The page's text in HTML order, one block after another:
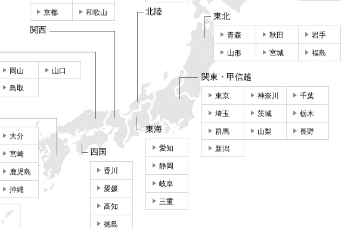
東北
青森 秋田 岩手
山形 宮城 福島
関東・甲信越
東京 神奈川 千葉
埼玉 茨城 栃木
群馬 山梨 長野
新潟
東海
愛知
静岡
岐阜
三重
北陸
京都 和歌山
関西
岡山 山口
鳥取
四国
香川
愛媛
高知
徳島
大分
宮崎
鹿児島
沖縄